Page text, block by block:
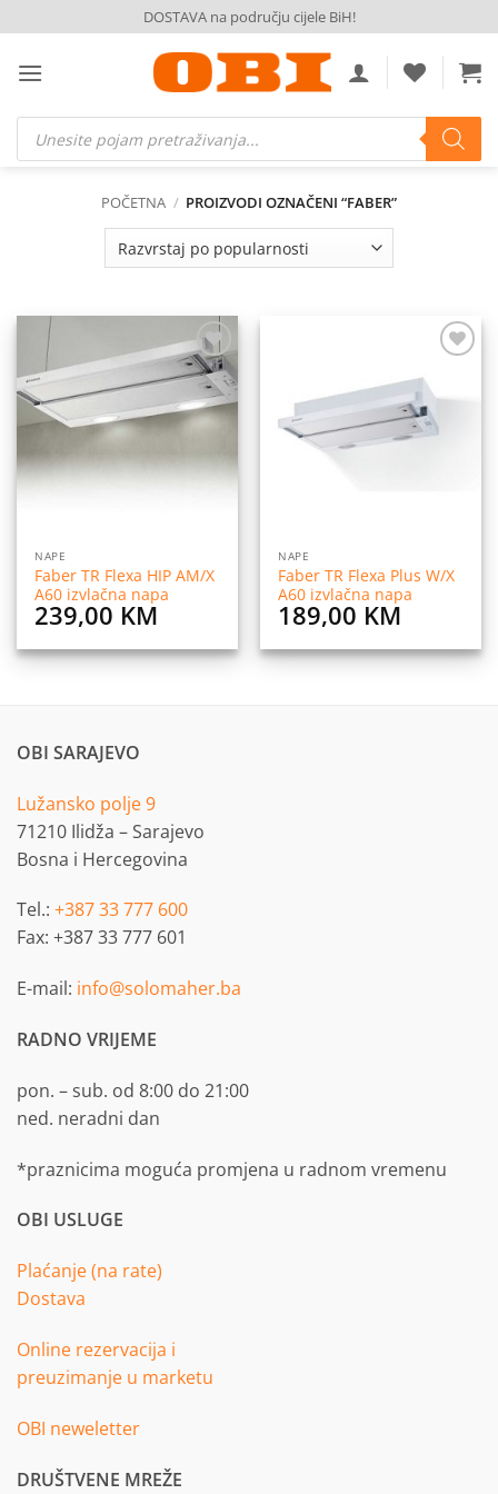
to
content
DOSTAVA na području cijele BiH!
Products
search
POČETNA / PROIZVODI OZNAČENI “FABER”
Dodaj
na
listu
želja
NAPE
Faber TR Flexa HIP AM/X
A60 izvlačna napa
239,00 KM
listu
NAPE
Faber TR Flexa Plus W/X
A60 izvlačna napa
189,00 KM
OBI SARAJEVO
Lužansko polje 9
71210 Ilidža – Sarajevo
Bosna i Hercegovina
Tel.: +387 33 777 600
Fax: +387 33 777 601
E-mail: info@solomaher.ba
RADNO VRIJEME
pon. – sub. od 8:00 do 21:00
ned. neradni dan
*praznicima moguća promjena u radnom vremenu
OBI USLUGE
Plaćanje (na rate)
Dostava
Online rezervacija i
preuzimanje u marketu
OBI neweletter
DRUŠTVENE MREŽE